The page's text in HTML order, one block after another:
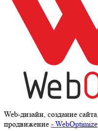
Web-дизайн, создание сайта,
продвижение - WebOptimize